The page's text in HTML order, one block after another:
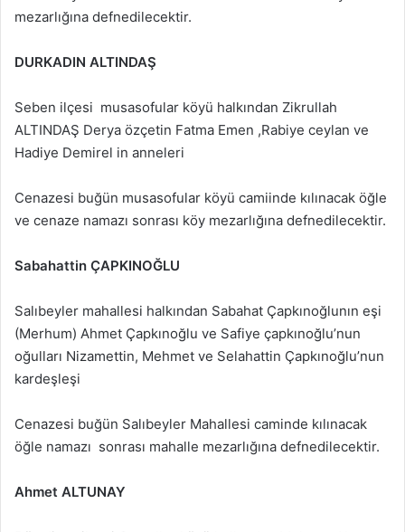
mezarlığına defnedilecektir.
DURKADIN ALTINDAŞ
Seben ilçesi musasofular köyü halkından Zikrullah
ALTINDAŞ Derya özçetin Fatma Emen ,Rabiye ceylan ve
Hadiye Demirel in anneleri
Cenazesi buğün musasofular köyü camiinde kılınacak öğle
ve cenaze namazı sonrası köy mezarlığına defnedilecektir.
Sabahattin ÇAPKINOĞLU
Salıbeyler mahallesi halkından Sabahat Çapkınoğlunın eşi
(Merhum) Ahmet Çapkınoğlu ve Safiye çapkınoğlu’nun
oğulları Nizamettin, Mehmet ve Selahattin Çapkınoğlu’nun
kardeşleşi
Cenazesi buğün Salıbeyler Mahallesi caminde kılınacak
öğle namazı sonrası mahalle mezarlığına defnedilecektir.
Ahmet ALTUNAY